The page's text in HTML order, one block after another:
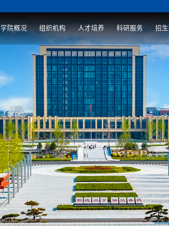
学院概况 组织机构 人才培养 科研服务 招